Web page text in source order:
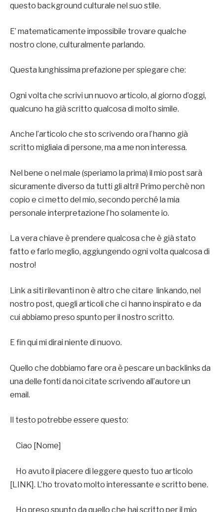
questo background culturale nel suo stile.
E’ matematicamente impossibile trovare qualche
nostro clone, culturalmente parlando.
Questa lunghissima prefazione per spiegare che:
Ogni volta che scrivi un nuovo articolo, al giorno d’oggi,
qualcuno ha già scritto qualcosa di molto simile.
Anche l’articolo che sto scrivendo ora l’hanno già
scritto migliaia di persone, ma a me non interessa.
Nel bene o nel male (speriamo la prima) il mio post sarà
sicuramente diverso da tutti gli altri! Primo perchè non
copio e ci metto del mio, secondo perché la mia
personale interpretazione l’ho solamente io.
La vera chiave è prendere qualcosa che è già stato
fatto e farlo meglio, aggiungendo ogni volta qualcosa di
nostro!
Link a siti rilevanti non è altro che citare linkando, nel
nostro post, quegli articoli che ci hanno inspirato e da
cui abbiamo preso spunto per il nostro scritto.
E fin qui mi dirai niente di nuovo.
Quello che dobbiamo fare ora è pescare un backlinks da
una delle fonti da noi citate scrivendo all’autore un
email.
Il testo potrebbe essere questo:
Ciao [Nome]
Ho avuto il piacere di leggere questo tuo articolo
[LINK]. L’ho trovato molto interessante e scritto bene.
Ho preso spunto da quello che hai scritto per il mio